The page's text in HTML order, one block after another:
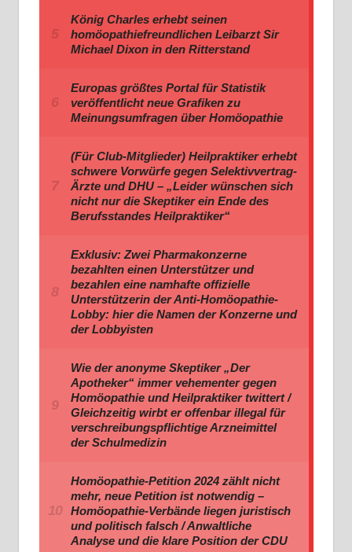
König Charles erhebt seinen
homöopathiefreundlichen Leibarzt Sir
Michael Dixon in den Ritterstand
Europas größtes Portal für Statistik
veröffentlicht neue Grafiken zu
Meinungsumfragen über Homöopathie
(Für Club-Mitglieder) Heilpraktiker erhebt
schwere Vorwürfe gegen Selektivvertrag-
Ärzte und DHU – „Leider wünschen sich
nicht nur die Skeptiker ein Ende des
Berufsstandes Heilpraktiker“
Exklusiv: Zwei Pharmakonzerne
bezahlten einen Unterstützer und
bezahlen eine namhafte offizielle
Unterstützerin der Anti-Homöopathie-
Lobby: hier die Namen der Konzerne und
der Lobbyisten
Wie der anonyme Skeptiker „Der
Apotheker“ immer vehementer gegen
Homöopathie und Heilpraktiker twittert /
Gleichzeitig wirbt er offenbar illegal für
verschreibungspflichtige Arzneimittel
der Schulmedizin
Homöopathie-Petition 2024 zählt nicht
mehr, neue Petition ist notwendig –
Homöopathie-Verbände liegen juristisch
und politisch falsch / Anwaltliche
Analyse und die klare Position der CDU